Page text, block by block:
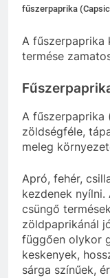
fűszerpaprika
A fűszerpaprika
termése
A fűszerpaprika
zöldségféle,
meleg
Apró, fehér,
kezdenek
csüngő
zöldpaprikánál
függően olykor
keskenyek,
sárga színűek,